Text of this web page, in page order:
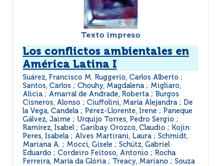
Texto impreso
Los conflictos ambientales en
América Latina I
Suárez, Francisco M. Ruggerio, Carlos Alberto ;
Santos, Carlos ; Chouhy, Magdalena ; Migliaro,
Alicia ; Amarral de Andrade, Roberta ; Burgos
Cisneros, Alonso ; Ciuffolini, María Alejandra ; De
la Vega, Candela ; Pérez-Llorente, Irene ; Paneque
Gálvez, Jaime ; Urquijo Torres, Pedro Sergio ;
Ramírez, Isabel ; Garibay Orozco, Claudio ; Kojin
Peres, Isabela ; Alves Martirani, Laura ; Schmidt,
Mariana A. ; Mocci, Gisele ; Schütz, Gabriel
Eduardo ; Cordeiro Feitoso, Antonio ; Rocha
Ferreira, María da Glória ; Treacy, Mariano ; Souza